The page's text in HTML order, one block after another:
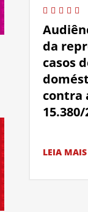
da
casos
contra
15.380/
LEIA MAIS